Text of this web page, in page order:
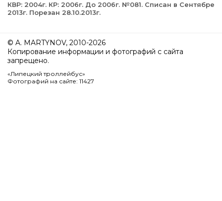
КВР: 2004г. КР: 2006г. До 2006г. №081. Списан в Сентябре
2013г. Порезан 28.10.2013г.
© A. MARTYNOV, 2010-2026
Копирование информации и фотографий с сайта
запрещено.
«Липецкий троллейбус»
Фотографий на сайте: 11427